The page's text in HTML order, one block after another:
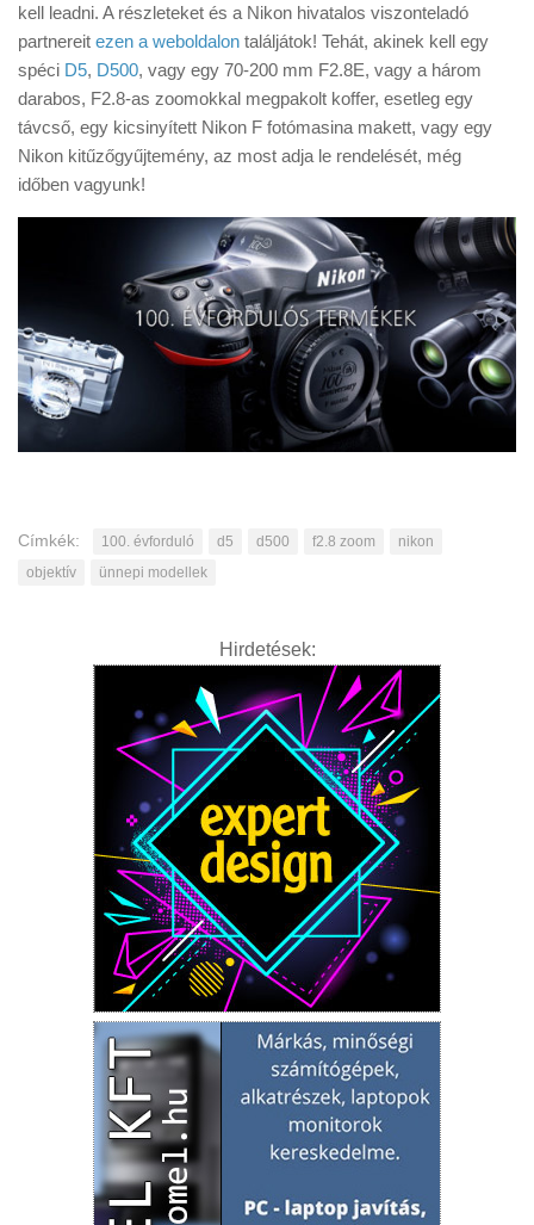
Helyszíni Riport
E-BB
kell leadni. A részleteket és a Nikon hivatalos viszonteladó
partnereit ezen a weboldalon találjátok! Tehát, akinek kell egy
spéci D5, D500, vagy egy 70-200 mm F2.8E, vagy a három
darabos, F2.8-as zoomokkal megpakolt koffer, esetleg egy
távcső, egy kicsinyített Nikon F fotómasina makett, vagy egy
Nikon kitűzőgyűjtemény, az most adja le rendelését, még
időben vagyunk!
Címkék: 100. évforduló d5 d500 f2.8 zoom
nikon
objektív
ünnepi modellek
Hirdetések: